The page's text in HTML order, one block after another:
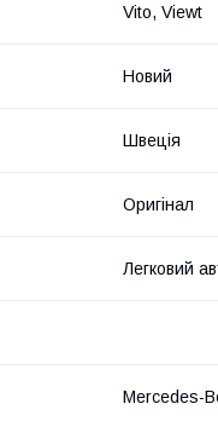
Vito, Viewt
Новий
Швеція
Оригінал
Легковий
Mercedes-